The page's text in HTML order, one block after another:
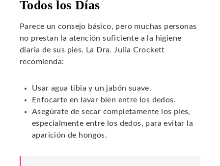
Todos los Días
Parece un consejo básico, pero muchas personas
no prestan la atención suficiente a la higiene
diaria de sus pies. La Dra. Julia Crockett
recomienda:
Usar agua tibia y un jabón suave.
Enfocarte en lavar bien entre los dedos.
Asegúrate de secar completamente los pies,
especialmente entre los dedos, para evitar la
aparición de hongos.